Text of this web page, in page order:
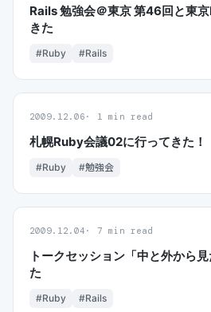
Rails 勉強会＠東京 第46回と東
きた
#Ruby #Rails
2009.12.06 1 min read
札幌Ruby会議02に行ってきた！
#Ruby #勉強会
2009.12.04 7 min read
トークセッション「中と外から
た
#Ruby #Rails